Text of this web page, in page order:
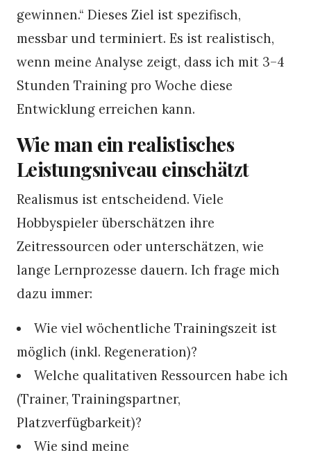
gewinnen.“ Dieses Ziel ist spezifisch,
messbar und terminiert. Es ist realistisch,
wenn meine Analyse zeigt, dass ich mit 3–4
Stunden Training pro Woche diese
Entwicklung erreichen kann.
Wie man ein realistisches
Leistungsniveau einschätzt
Realismus ist entscheidend. Viele
Hobbyspieler überschätzen ihre
Zeitressourcen oder unterschätzen, wie
lange Lernprozesse dauern. Ich frage mich
dazu immer:
Wie viel wöchentliche Trainingszeit ist
möglich (inkl. Regeneration)?
Welche qualitativen Ressourcen habe ich
(Trainer, Trainingspartner,
Platzverfügbarkeit)?
Wie sind meine